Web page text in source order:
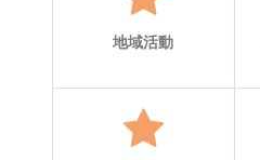
地域活動